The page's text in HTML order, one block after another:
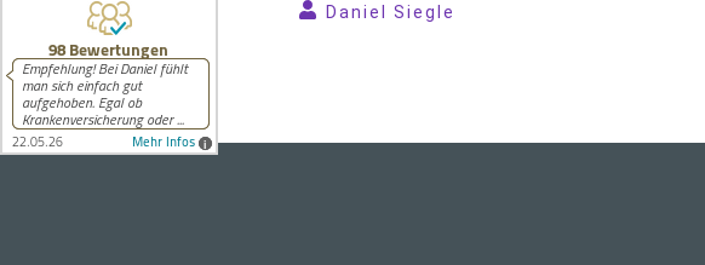
Daniel Siegle